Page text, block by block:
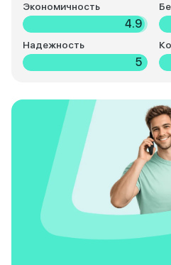
Экономичность
4.9
Надежность
5